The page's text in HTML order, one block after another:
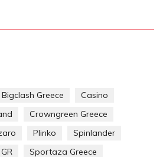
Bigclash Greece
Casino
Crowngreen Greece
Plinko
Spinlander
Sportaza Greece